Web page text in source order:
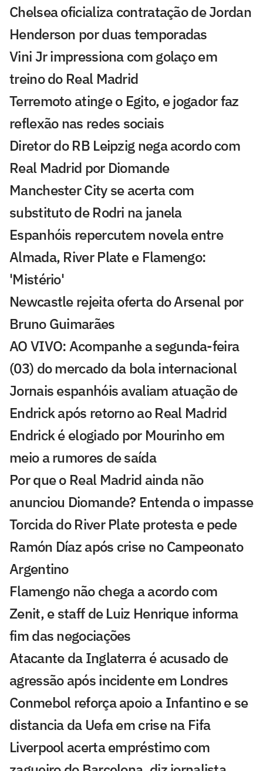
Chelsea oficializa contratação de Jordan
Henderson por duas temporadas
Vini Jr impressiona com golaço em
treino do Real Madrid
Terremoto atinge o Egito, e jogador faz
reflexão nas redes sociais
Diretor do RB Leipzig nega acordo com
Real Madrid por Diomande
Manchester City se acerta com
substituto de Rodri na janela
Espanhóis repercutem novela entre
Almada, River Plate e Flamengo:
'Mistério'
Newcastle rejeita oferta do Arsenal por
Bruno Guimarães
AO VIVO: Acompanhe a segunda-feira
(03) do mercado da bola internacional
Jornais espanhóis avaliam atuação de
Endrick após retorno ao Real Madrid
Endrick é elogiado por Mourinho em
meio a rumores de saída
Por que o Real Madrid ainda não
anunciou Diomande? Entenda o impasse
Torcida do River Plate protesta e pede
Ramón Díaz após crise no Campeonato
Argentino
Flamengo não chega a acordo com
Zenit, e staff de Luiz Henrique informa
fim das negociações
Atacante da Inglaterra é acusado de
agressão após incidente em Londres
Conmebol reforça apoio a Infantino e se
distancia da Uefa em crise na Fifa
Liverpool acerta empréstimo com